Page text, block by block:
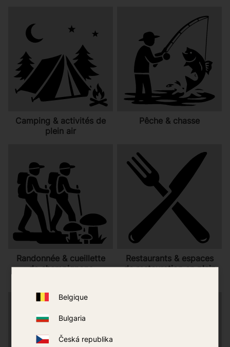
Belgique
Bulgaria
Česká republika
Camping & activités de
plein air
Pêche & chasse
Randonnée & cueillette
de champignons
Restaurants & espaces
de restauration en plein